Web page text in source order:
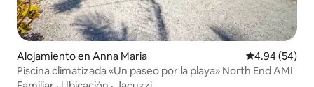
Alojamiento en Anna Maria Calificación
4.94 (54)
Piscina climatizada «Un paseo por la playa» North End AMI